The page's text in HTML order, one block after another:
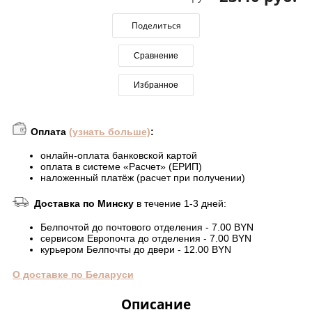
Поделиться
Сравнение
Избранное
Оплата (узнать больше):
онлайн-оплата банковской картой
оплата в системе «Расчет» (ЕРИП)
наложенный платёж (расчет при получении)
Доставка по Минску в течение 1-3 дней:
Белпочтой до почтового отделения - 7.00 BYN
сервисом Европочта до отделения - 7.00 BYN
курьером Белпочты до двери - 12.00 BYN
О доставке по Беларуси
Описание